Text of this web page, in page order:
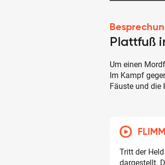
Plattfuß
Um einen
Im Kampf
Fäuste und die
Tritt der
dargestellt.